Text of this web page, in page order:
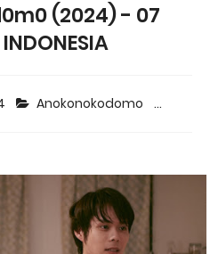
(2024) - 07
Anokonokodomo